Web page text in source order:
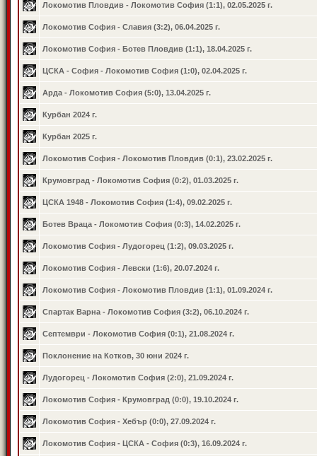
Локомотив Пловдив - Локомотив София (1:1), 02.05.2025 г.
Локомотив София - Славия (3:2), 06.04.2025 г.
Локомотив София - Ботев Пловдив (1:1), 18.04.2025 г.
ЦСКА - София - Локомотив София (1:0), 02.04.2025 г.
Арда - Локомотив София (5:0), 13.04.2025 г.
Курбан 2024 г.
Курбан 2025 г.
Локомотив София - Локомотив Пловдив (0:1), 23.02.2025 г.
Крумовград - Локомотив София (0:2), 01.03.2025 г.
ЦСКА 1948 - Локомотив София (1:4), 09.02.2025 г.
Ботев Враца - Локомотив София (0:3), 14.02.2025 г.
Локомотив София - Лудогорец (1:2), 09.03.2025 г.
Локомотив София - Левски (1:6), 20.07.2024 г.
Локомотив София - Локомотив Пловдив (1:1), 01.09.2024 г.
Спартак Варна - Локомотив София (3:2), 06.10.2024 г.
Септември - Локомотив София (0:1), 21.08.2024 г.
Поклонение на Котков, 30 юни 2024 г.
Лудогорец - Локомотив София (2:0), 21.09.2024 г.
Локомотив София - Крумовград (0:0), 19.10.2024 г.
Локомотив София - Хебър (0:0), 27.09.2024 г.
Локомотив София - ЦСКА - София (0:3), 16.09.2024 г.